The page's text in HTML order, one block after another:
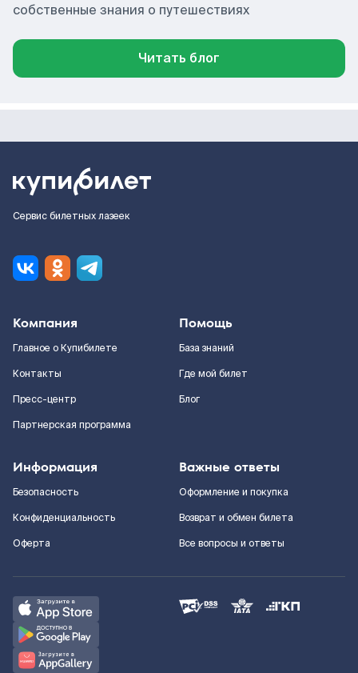
собственные знания о путешествиях
Читать блог
Сервис билетных лазеек
Компания
Главное о Купибилете
Контакты
Пресс-центр
Партнерская программа
Помощь
База знаний
Где мой билет
Блог
Информация
Безопасность
Конфиденциальность
Оферта
Важные ответы
Оформление и покупка
Возврат и обмен билета
Все вопросы и ответы